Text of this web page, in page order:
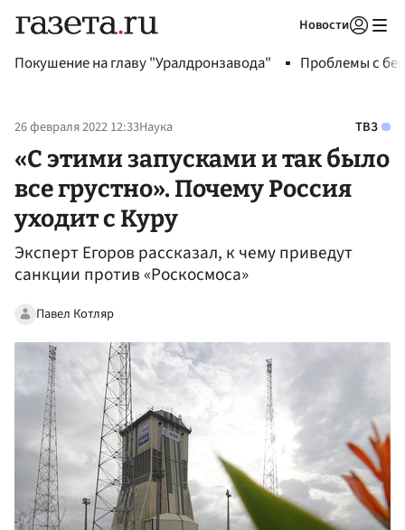
Новости
Покушение на главу "Уралдронзавода" Проблемы с
26 февраля 2022 12:33Наука ТВЗ
«С этими запусками и так было
все грустно». Почему Россия
уходит с Куру
Эксперт Егоров рассказал, к чему приведут
санкции против «Роскосмоса»
Павел Котляр